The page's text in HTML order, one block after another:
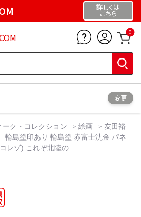
詳しくは
こちら
0
変更
ーク・コレクション 絵画
友田裕
島塗印あり 輪島塗 赤富士沈金 パネ
レゾ) これぞ北陸の